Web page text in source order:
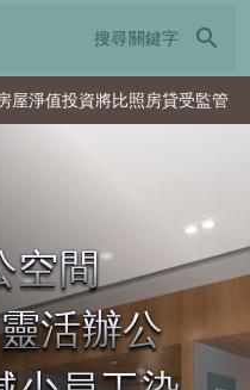
search
比照房貸受監管 花蓮
空間
活辦公